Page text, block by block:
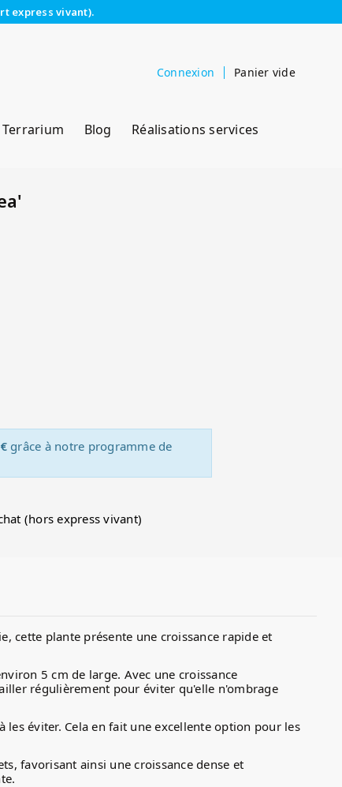
express vivant).
Connexion Panier vide
Terrarium Blog Réalisations services
grâce à notre programme de
(hors express vivant)
cette plante présente une croissance rapide et
5 cm de large. Avec une croissance
régulièrement pour éviter qu'elle n'ombrage
éviter. Cela en fait une excellente option pour les
favorisant ainsi une croissance dense et